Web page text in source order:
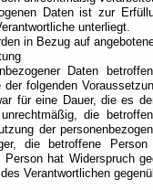
Daten ist zur
unterliegt.
in Bezug auf
Daten
folgenden
für eine Dauer, die es
die
der
die betroffene
Person hat Widerspruch
Verantwortlichen